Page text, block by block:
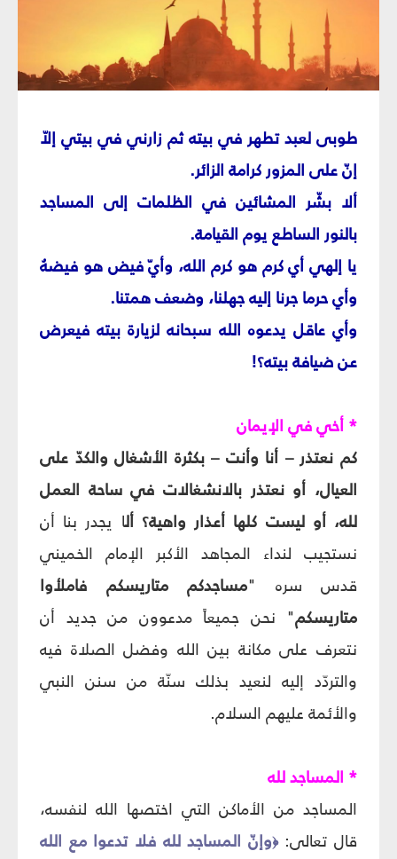
طوبى لعبد تطهر في بيته ثم زارني في بيتي إلاّ
إنّ على المزور كرامة الزائر.
ألا بشّر المشائين في الظلمات إلى المساجد
بالنور الساطع يوم القيامة.
يا إلهي أي كرم هو كرم الله، وأيّ فيض هو فيضهُ
وأي حرما جرنا إليه جهلنا، وضعف همتنا.
وأي عاقل يدعوه الله سبحانه لزيارة بيته فيعرض
عن ضيافة بيته؟!
* أخي في الإيمان
كم نعتذر – أنا وأنت – بكثرة الأشغال والكدّ على
العيال، أو نعتذر بالانشغالات في ساحة العمل
لله، أو ليست كلها أعذار واهية؟ ألا يجدر بنا أن
نستجيب لنداء المجاهد الأكبر الإمام الخميني
قدس سره "مساجدكم متاريسكم فاملأوا
متاريسكم" نحن جميعاً مدعوون من جديد أن
نتعرف على مكانة بين الله وفضل الصلاة فيه
والتردّد إليه لنعيد بذلك سنّة من سنن النبي
والأئمة عليهم السلام.
* المساجد لله
المساجد من الأماكن التي اختصها الله لنفسه،
قال تعالى: ﴿وإنّ المساجد لله فلا تدعوا مع الله